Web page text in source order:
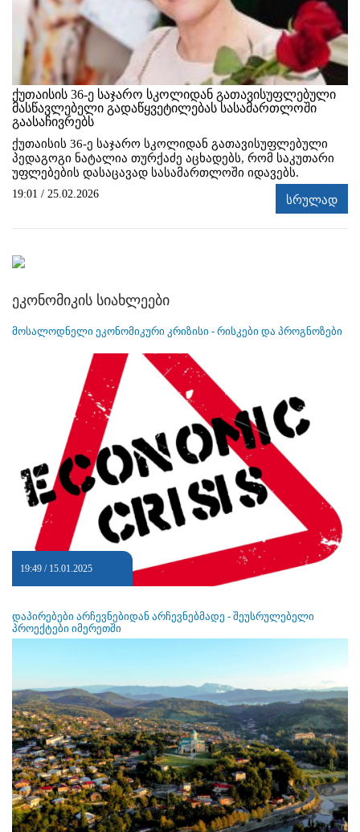
ქუთაისის 36-ე საჯარო სკოლიდან გათავისუფლებული
მასწავლებელი გადაწყვეტილებას სასამართლოში
გაასაჩივრებს
ქუთაისის 36-ე საჯარო სკოლიდან გათავისუფლებული
პედაგოგი ნატალია თურქაძე აცხადებს, რომ საკუთარი
უფლებების დასაცავად სასამართლოში იდავებს.
19:01 / 25.02.2026 სრულად
ეკონომიკის სიახლეები
მოსალოდნელი ეკონომიკური კრიზისი - რისკები და პროგნოზები
19:49 / 15.01.2025
დაპირებები არჩევნებიდან არჩევნებმადე - შეუსრულებელი
პროექტები იმერეთში